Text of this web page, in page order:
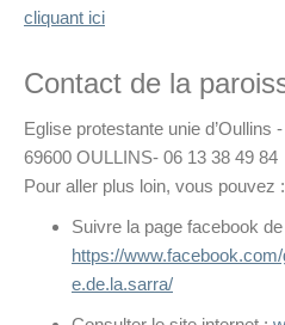
cliquant ici
Contact de la
Eglise protestante unie d’Oullins
69600 OULLINS- 06 13 38 49 84
Pour aller plus loin, vous pouvez :
Suivre la page facebook
https://
e.de.la.sarra/